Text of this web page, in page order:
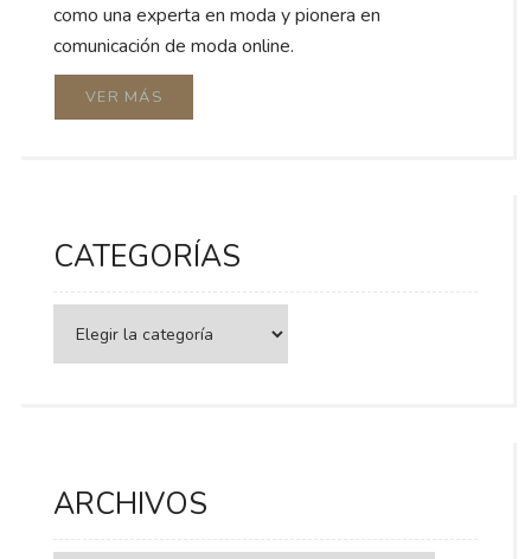
como una experta en moda y pionera en
comunicación de moda online.
VER MÁS
CATEGORÍAS
ARCHIVOS